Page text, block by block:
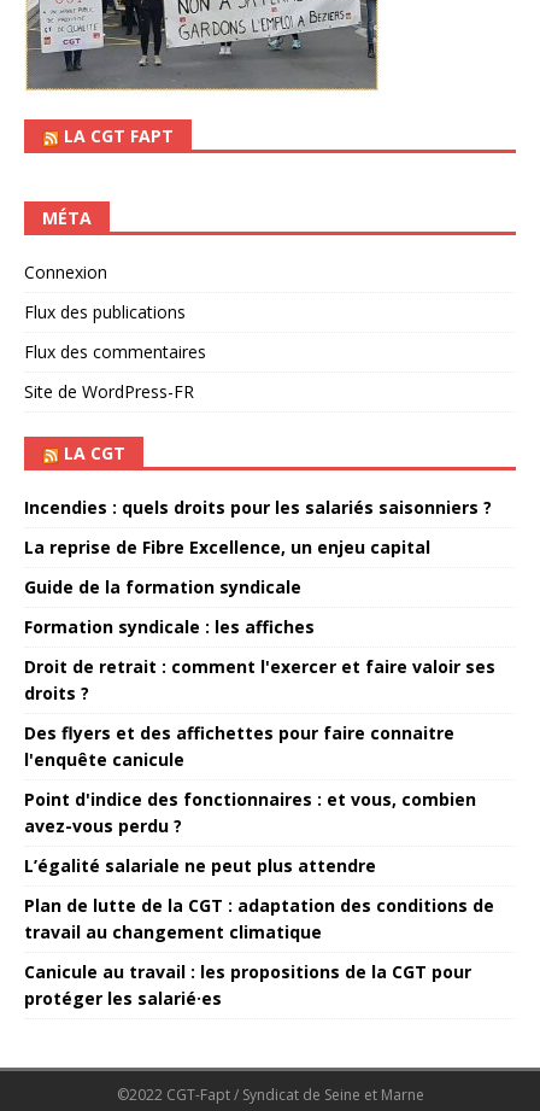
LA CGT FAPT
MÉTA
Connexion
Flux des publications
Flux des commentaires
Site de WordPress-FR
LA CGT
Incendies : quels droits pour les salariés saisonniers ?
La reprise de Fibre Excellence, un enjeu capital
Guide de la formation syndicale
Formation syndicale : les affiches
Droit de retrait : comment l'exercer et faire valoir ses
droits ?
Des flyers et des affichettes pour faire connaitre
l'enquête canicule
Point d'indice des fonctionnaires : et vous, combien
avez-vous perdu ?
L’égalité salariale ne peut plus attendre
Plan de lutte de la CGT : adaptation des conditions de
travail au changement climatique
Canicule au travail : les propositions de la CGT pour
protéger les salarié·es
©2022 CGT-Fapt / Syndicat de Seine et Marne